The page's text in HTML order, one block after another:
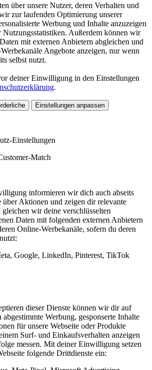
über unsere Nutzer, deren Verhalten und
zur laufenden Optimierung unserer
Werbung und Inhalte anzuzeigen
Nutzungsstatistiken. Außerdem können wir
mit externen Anbietern abgleichen und
Angebote anzeigen, nur wenn
selbst nutzt.
deiner Einwilligung in den Einstellungen
.
Einstellungen anpassen
Einstellungen
Match
informieren wir dich auch abseits
über Aktionen und zeigen dir relevante
wir deine verschlüsselten
Daten mit folgenden externen Anbietern
Online-Werbekanäle, sofern du deren
Google, LinkedIn, Pinterest, TikTok
dieser Dienste können wir dir auf
abgestimmte Werbung, gesponserte Inhalte
für unsere Webseite oder Produkte
Surf- und Einkaufsverhalten anzeigen
messen. Mit deiner Einwilligung setzen
folgende Drittdienste ein: